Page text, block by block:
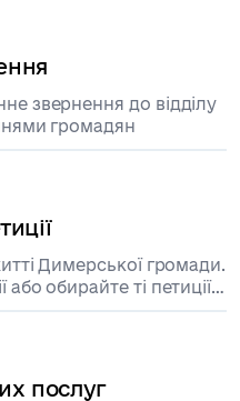
звернення до відділу
громадян
Димерської громади.
або обирайте ті петиції
послуг